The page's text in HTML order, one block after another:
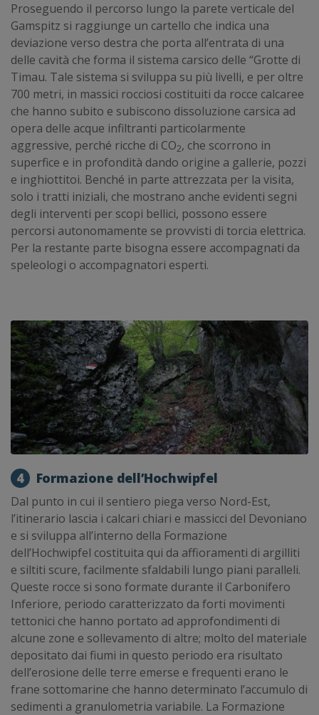
Proseguendo il percorso lungo la parete verticale del
Gamspitz si raggiunge un cartello che indica una
deviazione verso destra che porta all’entrata di una
delle cavità che forma il sistema carsico delle “Grotte di
Timau. Tale sistema si sviluppa su più livelli, e per oltre
700 metri, in massici rocciosi costituiti da rocce calcaree
che hanno subito e subiscono dissoluzione carsica ad
opera delle acque infiltranti particolarmente
aggressive, perché ricche di CO2, che scorrono in
superfice e in profondità dando origine a gallerie, pozzi
e inghiottitoi. Benché in parte attrezzata per la visita,
solo i tratti iniziali, che mostrano anche evidenti segni
degli interventi per scopi bellici, possono essere
percorsi autonomamente se provvisti di torcia elettrica.
Per la restante parte bisogna essere accompagnati da
speleologi o accompagnatori esperti.
4 Formazione dell’Hochwipfel
Dal punto in cui il sentiero piega verso Nord-Est,
l’itinerario lascia i calcari chiari e massicci del Devoniano
e si sviluppa all’interno della Formazione
dell’Hochwipfel costituita qui da affioramenti di argilliti
e siltiti scure, facilmente sfaldabili lungo piani paralleli.
Queste rocce si sono formate durante il Carbonifero
Inferiore, periodo caratterizzato da forti movimenti
tettonici che hanno portato ad approfondimenti di
alcune zone e sollevamento di altre; molto del materiale
depositato dai fiumi in questo periodo era risultato
dell’erosione delle terre emerse e frequenti erano le
frane sottomarine che hanno determinato l’accumulo di
sedimenti a granulometria variabile. La Formazione